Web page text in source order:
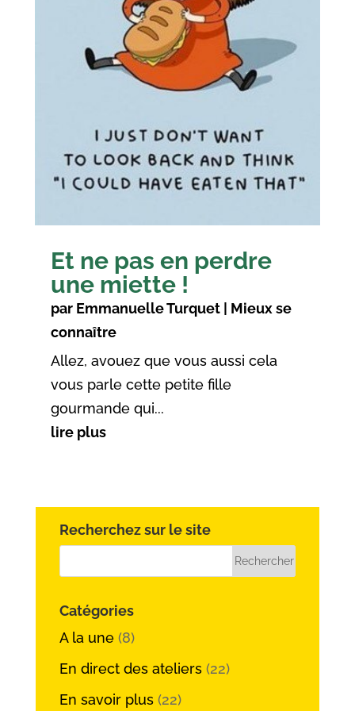
Et ne pas en perdre
une miette !
par Emmanuelle Turquet| Mieux se
connaître
Allez, avouez que vous aussi cela
vous parle cette petite fille
gourmande qui...
lire plus
Recherchez sur le site
Catégories
A la une(8)
En direct des ateliers(22)
En savoir plus(22)